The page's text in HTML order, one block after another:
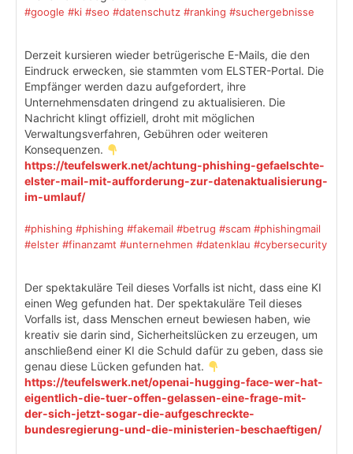
#google #ki #seo #datenschutz #ranking #suchergebnisse
Derzeit kursieren wieder betrügerische E-Mails, die den
Eindruck erwecken, sie stammten vom ELSTER-Portal. Die
Empfänger werden dazu aufgefordert, ihre
Unternehmensdaten dringend zu aktualisieren. Die
Nachricht klingt offiziell, droht mit möglichen
Verwaltungsverfahren, Gebühren oder weiteren
Konsequenzen.
https://teufelswerk.net/achtung-phishing-gefaelschte-
elster-mail-mit-aufforderung-zur-datenaktualisierung-
im-umlauf/
#phishing #phishing #fakemail #betrug #scam #phishingmail
#elster #finanzamt #unternehmen #datenklau #cybersecurity
Der spektakuläre Teil dieses Vorfalls ist nicht, dass eine KI
einen Weg gefunden hat. Der spektakuläre Teil dieses
Vorfalls ist, dass Menschen erneut bewiesen haben, wie
kreativ sie darin sind, Sicherheitslücken zu erzeugen, um
anschließend einer KI die Schuld dafür zu geben, dass sie
genau diese Lücken gefunden hat.
https://teufelswerk.net/openai-hugging-face-wer-hat-
eigentlich-die-tuer-offen-gelassen-eine-frage-mit-
der-sich-jetzt-sogar-die-aufgeschreckte-
bundesregierung-und-die-ministerien-beschaeftigen/